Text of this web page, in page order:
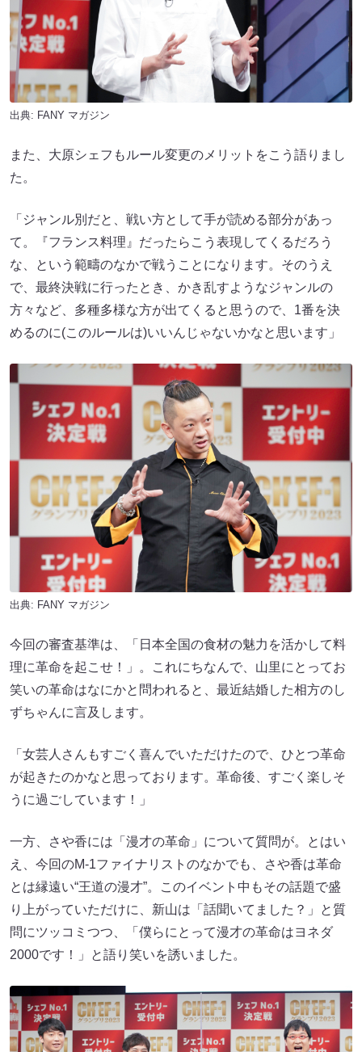
出典: FANY マガジン
また、大原シェフもルール変更のメリットをこう語りまし
た。
「ジャンル別だと、戦い方として手が読める部分があっ
て。『フランス料理』だったらこう表現してくるだろう
な、という範疇のなかで戦うことになります。そのうえ
で、最終決戦に行ったとき、かき乱すようなジャンルの
方々など、多種多様な方が出てくると思うので、1番を決
めるのに(このルールは)いいんじゃないかなと思います」
出典: FANY マガジン
今回の審査基準は、「日本全国の食材の魅力を活かして料
理に革命を起こせ！」。これにちなんで、山里にとってお
笑いの革命はなにかと問われると、最近結婚した相方のし
ずちゃんに言及します。
「女芸人さんもすごく喜んでいただけたので、ひとつ革命
が起きたのかなと思っております。革命後、すごく楽しそ
うに過ごしています！」
一方、さや香には「漫才の革命」について質問が。とはい
え、今回のM-1ファイナリストのなかでも、さや香は革命
とは縁遠い“王道の漫才”。このイベント中もその話題で盛
り上がっていただけに、新山は「話聞いてました？」と質
問にツッコミつつ、「僕らにとって漫才の革命はヨネダ
2000です！」と語り笑いを誘いました。